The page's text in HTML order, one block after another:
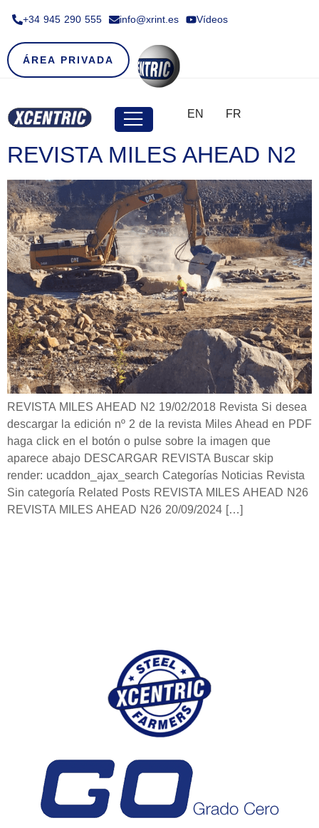
+34 945 290 555​ info@xrint.es Vídeos
ÁREA PRIVADA
EN FR
REVISTA MILES AHEAD N2
REVISTA MILES AHEAD N2 19/02/2018 Revista Si desea
descargar la edición nº 2 de la revista Miles Ahead en PDF
haga click en el botón o pulse sobre la imagen que
aparece abajo DESCARGAR REVISTA Buscar skip
render: ucaddon_ajax_search Categorías Noticias Revista
Sin categoría Related Posts REVISTA MILES AHEAD N26
REVISTA MILES AHEAD N26 20/09/2024 […]